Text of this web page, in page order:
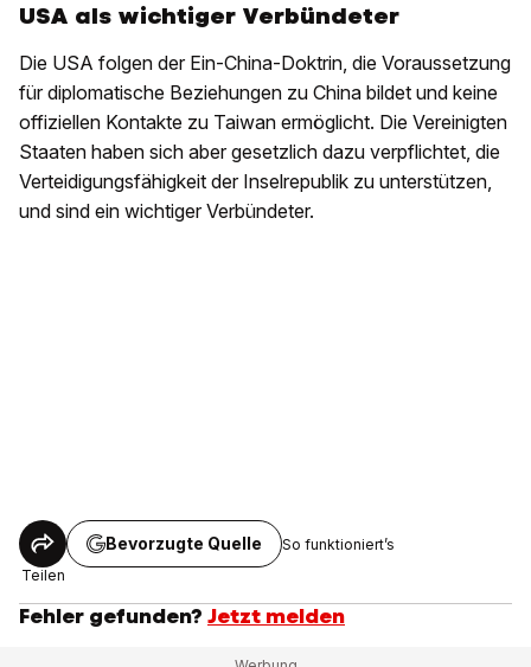
USA als wichtiger Verbündeter
Die USA folgen der Ein-China-Doktrin, die Voraussetzung
für diplomatische Beziehungen zu China bildet und keine
offiziellen Kontakte zu Taiwan ermöglicht. Die Vereinigten
Staaten haben sich aber gesetzlich dazu verpflichtet, die
Verteidigungsfähigkeit der Inselrepublik zu unterstützen,
und sind ein wichtiger Verbündeter.
Teilen
Bevorzugte Quelle So funktioniert’s
Fehler gefunden? Jetzt melden